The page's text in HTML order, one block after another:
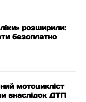
розширили:
безоплатно
мотоцикліст
внаслідок ДТП